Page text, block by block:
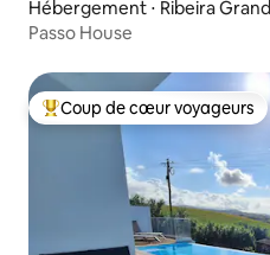
Hébergement ⋅ Ribeira
Passo House
Coups de cœur voyageurs les
Coup de cœur voyageurs